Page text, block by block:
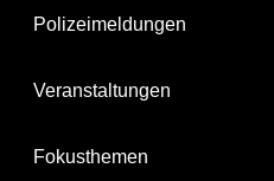
Polizeimeldungen
Veranstaltungen
Fokusthemen